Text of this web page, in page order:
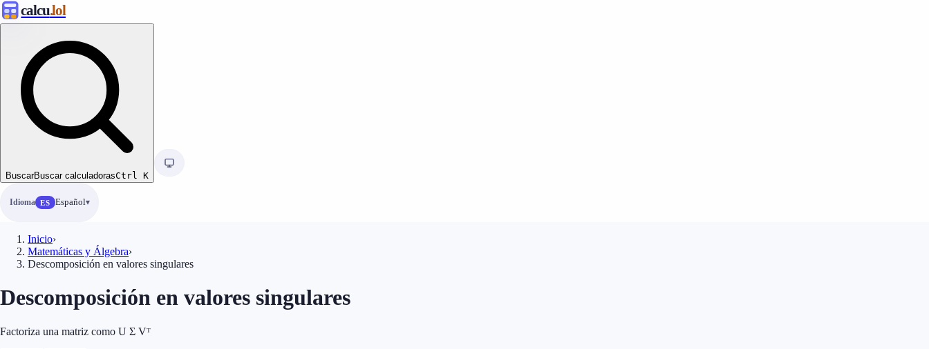
calcu.lol
BuscarBuscar calculadorasCtrl K
Idioma ES Español
Inicio›
Matemáticas y Álgebra›
Descomposición en valores singulares
Descomposición en valores singulares
Factoriza una matriz como U Σ Vᵀ